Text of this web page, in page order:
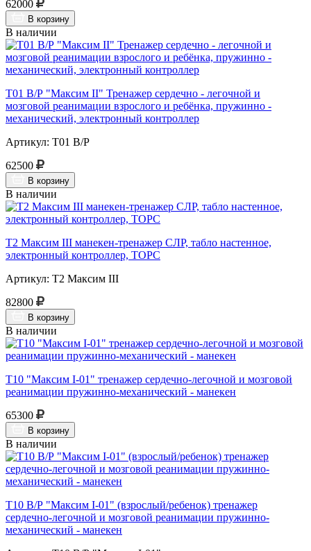
62000
В корзину
В наличии
Т01 В/Р "Максим II" Тренажер сердечно - легочной и
мозговой реанимации взрослого и ребёнка, пружинно -
механический, электронный контроллер
Артикул: Т01 В/Р
62500
В корзину
В наличии
Т2 Максим III манекен-тренажер СЛР, табло настенное,
электронный контроллер, ТОРС
Артикул: Т2 Максим III
82800
В корзину
В наличии
Т10 "Максим I-01" тренажер сердечно-легочной и мозговой
реанимации пружинно-механический - манекен
65300
В корзину
В наличии
Т10 В/Р "Максим I-01" (взрослый/ребенок) тренажер
сердечно-легочной и мозговой реанимации пружинно-
механический - манекен